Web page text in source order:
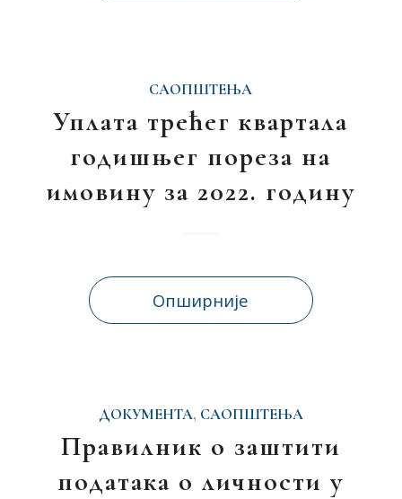
САОПШТЕЊА
Уплата трећег квартала
годишњег пореза на
имовину за 2022. годину
Опширније
ДОКУМЕНТА, САОПШТЕЊА
Правилник о заштити
података о личности у